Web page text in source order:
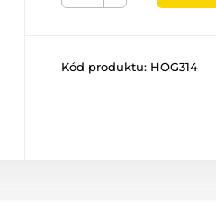
Kód produktu: HOG314